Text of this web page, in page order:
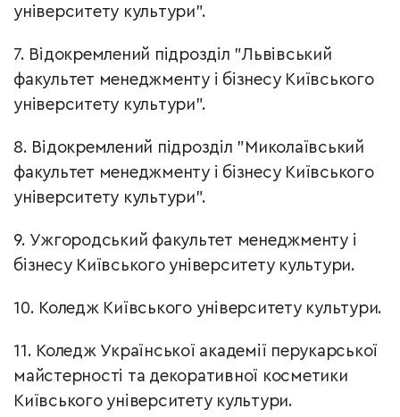
університету культури".
7. Відокремлений підрозділ "Львівський
факультет менеджменту і бізнесу Київського
університету культури".
8. Відокремлений підрозділ "Миколаївський
факультет менеджменту і бізнесу Київського
університету культури".
9. Ужгородський факультет менеджменту і
бізнесу Київського університету культури.
10. Коледж Київського університету культури.
11. Коледж Української академії перукарської
майстерності та декоративної косметики
Київського університету культури.